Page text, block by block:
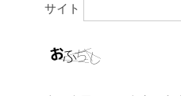
サイト